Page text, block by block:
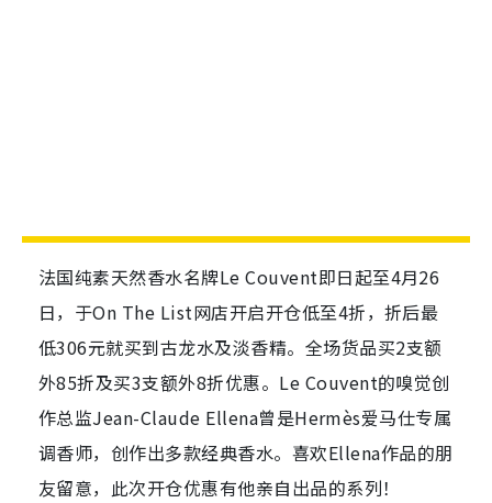
法国纯素天然香水名牌Le Couvent即日起至4月26
日，于On The List网店开启开仓低至4折，折后最
低306元就买到古龙水及淡香精。全场货品买2支额
外85折及买3支额外8折优惠。Le Couvent的嗅觉创
作总监Jean-Claude Ellena曾是Hermès爱马仕专属
调香师，创作出多款经典香水。喜欢Ellena作品的朋
友留意，此次开仓优惠有他亲自出品的系列！